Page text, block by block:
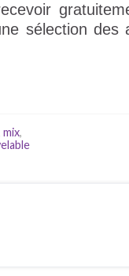
sélection des
mix,